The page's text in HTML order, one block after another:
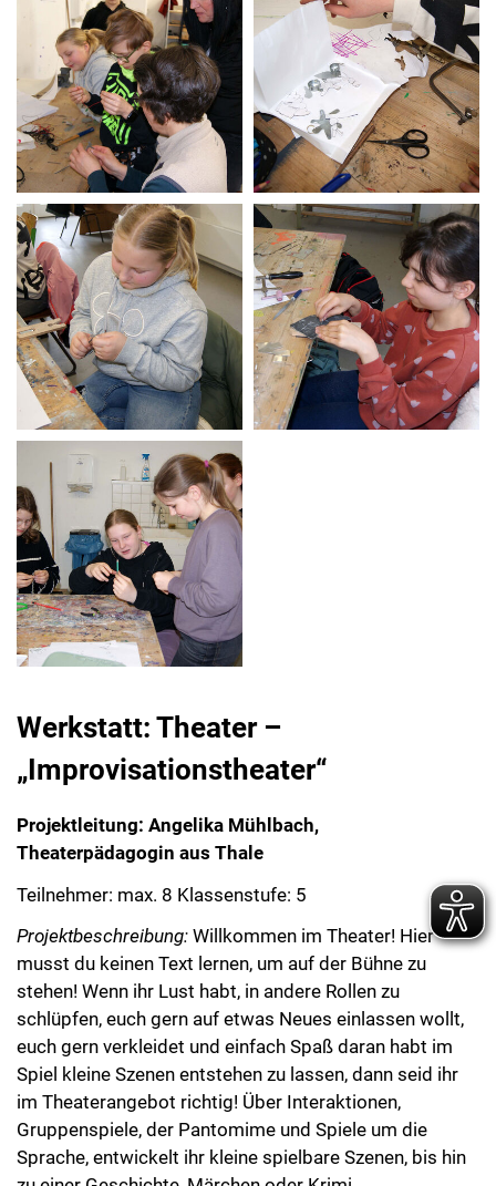
Werkstatt: Theater –
„Improvisationstheater“
Projektleitung: Angelika Mühlbach,
Theaterpädagogin aus Thale
Teilnehmer: max. 8 Klassenstufe: 5
Projektbeschreibung: Willkommen im Theater! Hier
musst du keinen Text lernen, um auf der Bühne zu
stehen! Wenn ihr Lust habt, in andere Rollen zu
schlüpfen, euch gern auf etwas Neues einlassen wollt,
euch gern verkleidet und einfach Spaß daran habt im
Spiel kleine Szenen entstehen zu lassen, dann seid ihr
im Theaterangebot richtig! Über Interaktionen,
Gruppenspiele, der Pantomime und Spiele um die
Sprache, entwickelt ihr kleine spielbare Szenen, bis hin